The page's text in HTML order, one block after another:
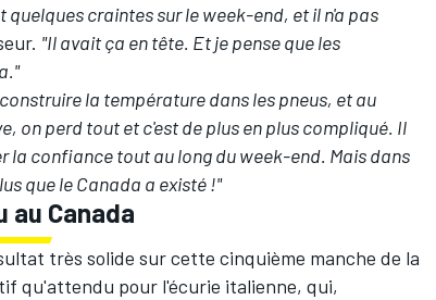
craintes sur le week-end, et il n'a pas
"Il avait ça en tête. Et je pense que les
la température dans les pneus, et au
on perd tout et c'est de plus en plus compliqué. Il
la confiance tout au long du week-end. Mais dans
que le Canada a existé !"
au Canada
très solide sur cette cinquième manche de la
qu'attendu pour l'écurie italienne, qui,